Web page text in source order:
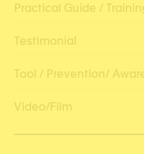
Practical Guide /
Testimonial
Tool / Prevention/
Video/Film